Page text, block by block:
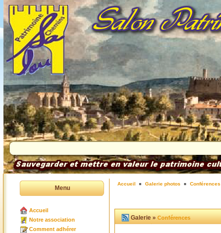
Menu
Accueil
Notre association
Comment adhérer
Accueil Galerie photos Conférences
Galerie »Conférences